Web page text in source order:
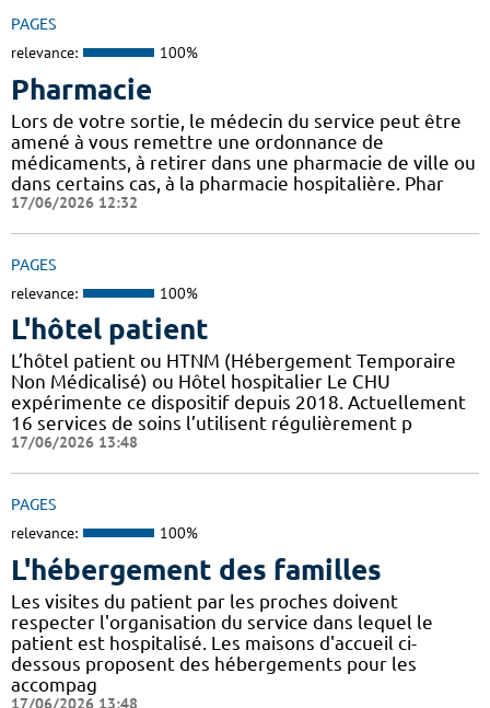
PAGES
relevance: 100%
Pharmacie
Lors de votre sortie, le médecin du service peut être
amené à vous remettre une ordonnance de
médicaments, à retirer dans une pharmacie de ville ou
dans certains cas, à la pharmacie hospitalière. Phar
17/06/2026 12:32
PAGES
relevance: 100%
L'hôtel patient
L’hôtel patient ​​ou HTNM (Hébergement Temporaire
Non Médicalisé)​​​​​​ ou Hôtel hospitalier Le CHU
expérimente ce dispositif depuis 2018. Actuellement
16 services de soins l’utilisent régulièrement p
17/06/2026 13:48
PAGES
relevance: 100%
L'hébergement des familles
Les visites du patient par les proches doivent
respecter l'organisation du service dans lequel le
patient est hospitalisé. Les maisons d'accueil ci-
dessous proposent des hébergements pour les
accompag
17/06/2026 13:48